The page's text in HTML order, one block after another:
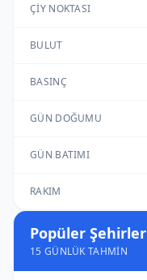
ÇIY NOKTASI
BULUT
BASINÇ
GÜN DOĞUMU
GÜN BATIMI
RAKIM
Popüler Şehirler
15 GÜNLÜK TAHMIN